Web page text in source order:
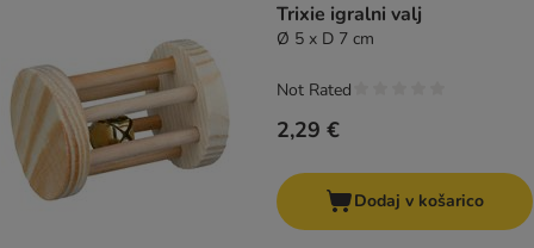
Trixie igralni valj
Ø 5 x D 7 cm
2,29 €
Not Rated
Dodaj v košarico